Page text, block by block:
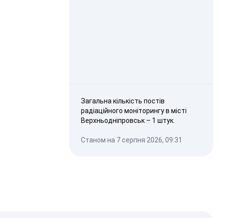
Загальна кількість постів
радіаційного моніторингу в місті
Верхньодніпровськ – 1 штук.
Станом на 7 серпня 2026, 09:31